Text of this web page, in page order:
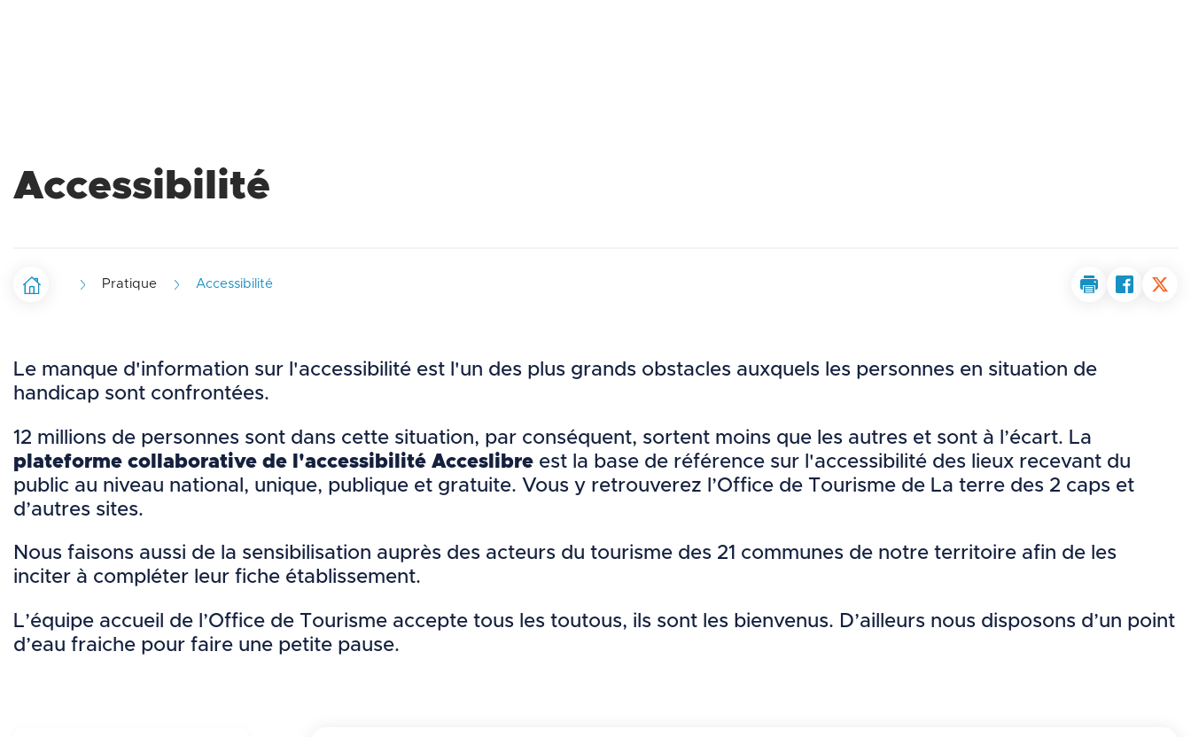
c
p
l
e
O
T
Accessibilité
P
a
d
n
a
v
i
g
Startseite Pratique Accessibilité Print the page
Share
Le manque d'information sur l'accessibilité est l'un des plus grands obstacles auxquels les personnes en situation de
handicap sont confrontées.
12 millions de personnes sont dans cette situation, par conséquent, sortent moins que les autres et sont à l’écart. La
plateforme collaborative de l'accessibilité Acceslibre est la base de référence sur l'accessibilité des lieux recevant du
public au niveau national, unique, publique et gratuite. Vous y retrouverez l’Office de Tourisme de La terre des 2 caps et
d’autres sites.
Nous faisons aussi de la sensibilisation auprès des acteurs du tourisme des 21 communes de notre territoire afin de les
inciter à compléter leur fiche établissement.
L’équipe accueil de l’Office de Tourisme accepte tous les toutous, ils sont les bienvenus. D’ailleurs nous disposons d’un point
d’eau fraiche pour faire une petite pause.